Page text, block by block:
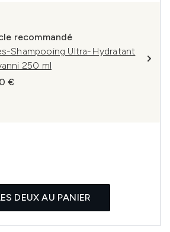
recommandé
Shampooing Ultra-Hydratant
250 ml
€
DEUX AU PANIER